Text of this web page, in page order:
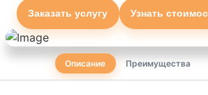
Заказать услугу Узнать
Описание Преимущества